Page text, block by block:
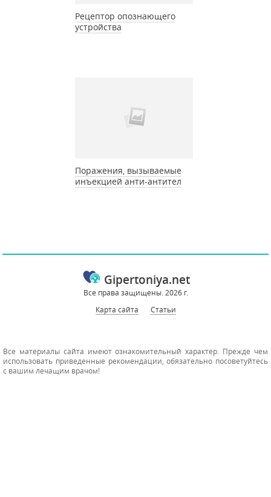
Рецептор опознающего
устройства
Поражения, вызываемые
инъекцией анти-антител
Gipertoniya.net
Все права защищены. 2026 г.
Карта сайта
Статьи
Все материалы сайта имеют ознакомительный характер. Прежде чем
использовать приведенные рекомендации, обязательно посоветуйтесь
с вашим лечащим врачом!